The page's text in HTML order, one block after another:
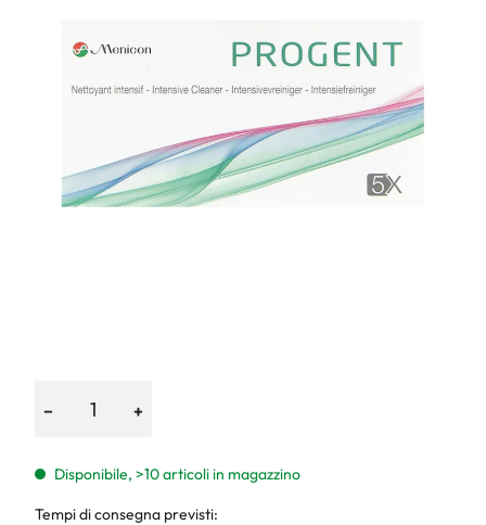
− +
Disponibile, >10 articoli in magazzino
Tempi di consegna previsti: